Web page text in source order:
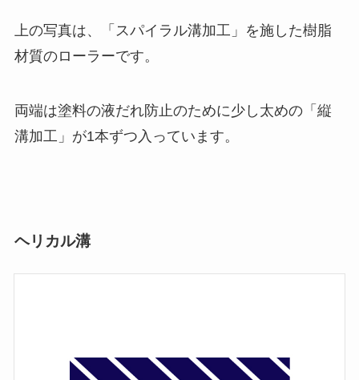
上の写真は、「スパイラル溝加工」を施した樹脂
材質のローラーです。
両端は塗料の液だれ防止のために少し太めの「縦
溝加工」が1本ずつ入っています。
ヘリカル溝